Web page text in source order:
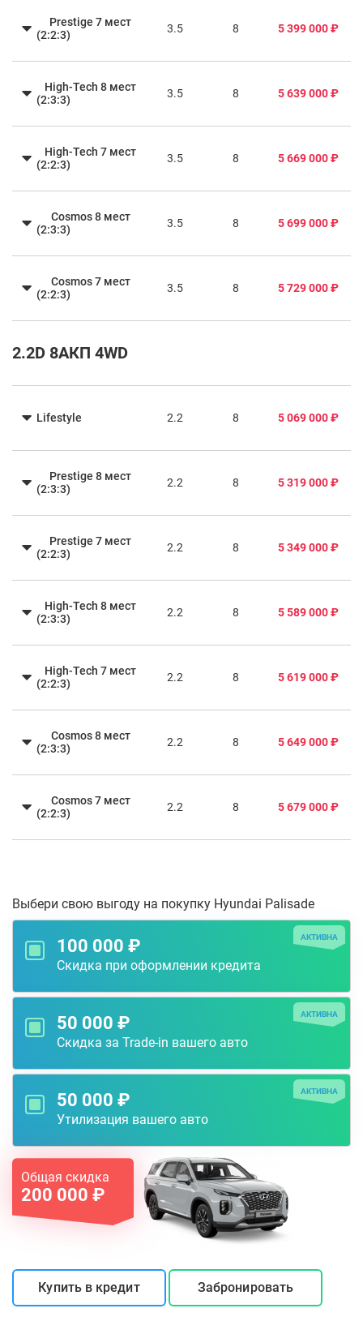
Prestige 7 мест
(2:2:3)
3.5 8 5 399 000 ₽
High-Tech 8 мест
(2:3:3)
3.5 8 5 639 000 ₽
High-Tech 7 мест
(2:2:3)
3.5 8 5 669 000 ₽
Cosmos 8 мест
(2:3:3)
3.5 8 5 699 000 ₽
Cosmos 7 мест
(2:2:3)
3.5 8 5 729 000 ₽
2.2D 8АКП 4WD
Lifestyle 2.2 8 5 069 000 ₽
Prestige 8 мест
(2:3:3)
2.2 8 5 319 000 ₽
Prestige 7 мест
(2:2:3)
2.2 8 5 349 000 ₽
High-Tech 8 мест
(2:3:3)
2.2 8 5 589 000 ₽
High-Tech 7 мест
(2:2:3)
2.2 8 5 619 000 ₽
Cosmos 8 мест
(2:3:3)
2.2 8 5 649 000 ₽
Cosmos 7 мест
(2:2:3)
2.2 8 5 679 000 ₽
Выбери свою выгоду на покупку Hyundai Palisade
100 000 ₽
Скидка при оформлении кредита
АКТИВНА
50 000 ₽
Скидка за Trade-in вашего авто
АКТИВНА
50 000 ₽
Утилизация вашего авто
АКТИВНА
Общая скидка
200 000 ₽
Купить в кредит Забронировать